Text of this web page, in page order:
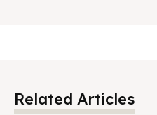
Related Articles